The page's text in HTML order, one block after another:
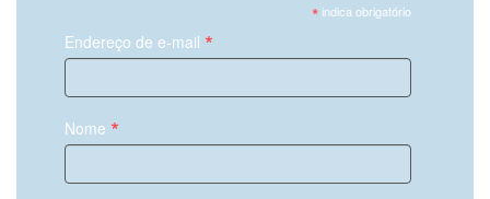
*indica obrigatório
Endereço de e-mail *
Nome *